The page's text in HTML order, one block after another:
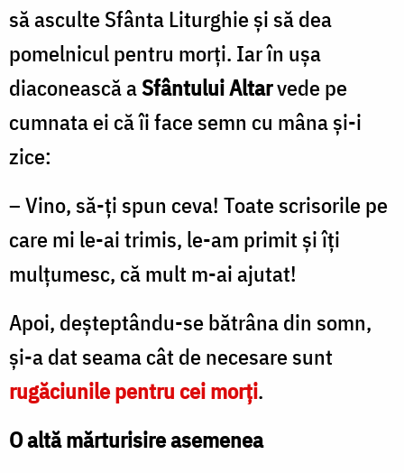
să asculte Sfânta Liturghie și să dea
pomelnicul pentru morți. Iar în ușa
diaconească aSfântului Altarvede pe
cumnata ei că îi face semn cu mâna și-i
zice:
– Vino, să-ți spun ceva! Toate scrisorile pe
care mi le-ai trimis, le-am primit și îți
mulțumesc, că mult m-ai ajutat!
Apoi, deșteptându-se bătrâna din somn,
și-a dat seama cât de necesare sunt
rugăciunile pentru cei morți.
O altă mărturisire asemenea